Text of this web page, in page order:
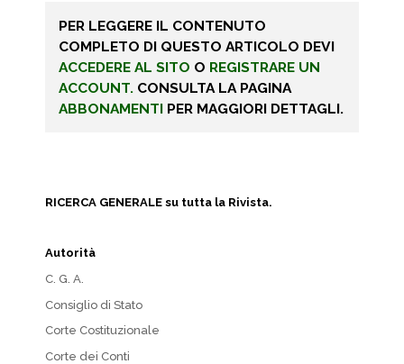
PER LEGGERE IL CONTENUTO
COMPLETO DI QUESTO ARTICOLO DEVI
ACCEDERE AL SITO O REGISTRARE UN
ACCOUNT. CONSULTA LA PAGINA
ABBONAMENTI PER MAGGIORI DETTAGLI.
RICERCA GENERALE su tutta la Rivista.
Autorità
C. G. A.
Consiglio di Stato
Corte Costituzionale
Corte dei Conti